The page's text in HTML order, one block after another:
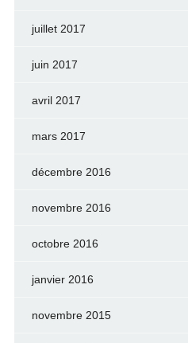
juillet 2017
juin 2017
avril 2017
mars 2017
décembre 2016
novembre 2016
octobre 2016
janvier 2016
novembre 2015